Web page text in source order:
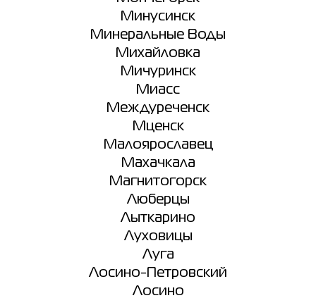
Минусинск
Минеральные Воды
Михайловка
Мичуринск
Миасс
Междуреченск
Мценск
Малоярославец
Махачкала
Магнитогорск
Люберцы
Лыткарино
Луховицы
Луга
Лосино-Петровский
Лосино